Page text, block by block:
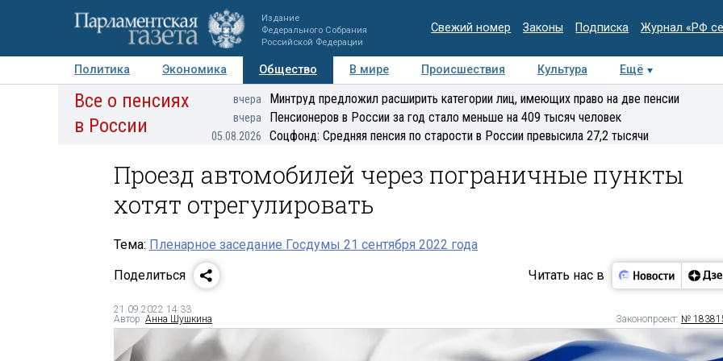
Издание
Федерального Собрания
Российской Федерации
Свежий номер Законы Подписка Журнал «РФ
Политика Экономика Общество В мире Происшествия Культура
Ещё
Авторы Персоны Мнения Регионы Медиацентр Интервью Колумнисты
Все о пенсиях
в России
вчера Минтруд предложил расширить категории лиц, имеющих право на две пенсии
вчера Пенсионеров в России за год стало меньше на 409 тысяч человек
05.08.2026 Соцфонд: Средняя пенсия по старости в России превысила 27,2 тысячи
Проезд автомобилей через пограничные пункты
хотят отрегулировать
Тема: Пленарное заседание Госдумы 21 сентября 2022 года
Поделиться
Читать нас в
21.09.2022 14:33
Автор: Анна Шушкина Законопроект: №